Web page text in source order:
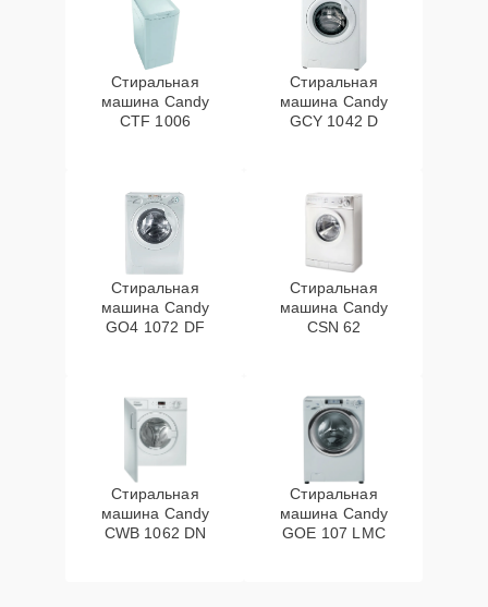
Стиральная
машина Candy
CTF 1006
Стиральная
машина Candy
GCY 1042 D
Стиральная
машина Candy
GO4 1072 DF
Стиральная
машина Candy
CSN 62
Стиральная
машина Candy
CWB 1062 DN
Стиральная
машина Candy
GOE 107 LMC